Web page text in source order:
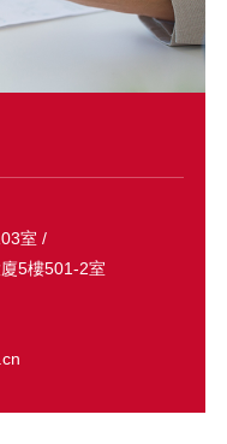
室 /
5樓501-2室